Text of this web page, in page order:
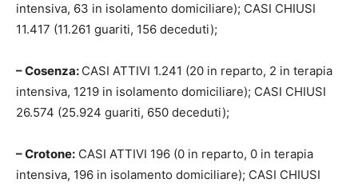
intensiva, 63 in isolamento domiciliare); CASI CHIUSI
11.417 (11.261 guariti, 156 deceduti);
– Cosenza: CASI ATTIVI 1.241 (20 in reparto, 2 in terapia
intensiva, 1219 in isolamento domiciliare); CASI CHIUSI
26.574 (25.924 guariti, 650 deceduti);
– Crotone: CASI ATTIVI 196 (0 in reparto, 0 in terapia
intensiva, 196 in isolamento domiciliare); CASI CHIUSI